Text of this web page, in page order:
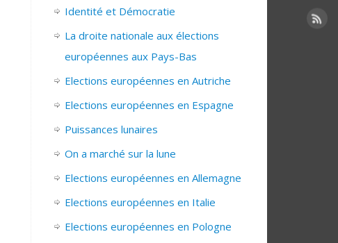
Identité et Démocratie
La droite nationale aux élections
européennes aux Pays-Bas
Elections européennes en Autriche
Elections européennes en Espagne
Puissances lunaires
On a marché sur la lune
Elections européennes en Allemagne
Elections européennes en Italie
Elections européennes en Pologne